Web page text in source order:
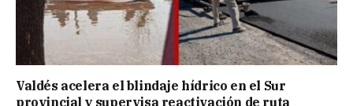
Valdés acelera el blindaje hídrico en el Sur
provincial y supervisa reactivación de ruta